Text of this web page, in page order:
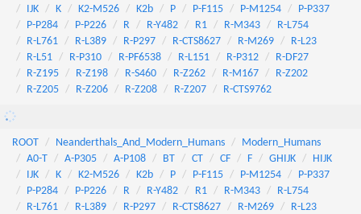
IJK
K K2-M526 K2b P P-F115 P-M1254
P-P337
P-P284
P-P226 R R-Y482 R1 R-M343
R-L754
R-L761
R-L389 R-P297 R-CTS8627 R-M269
R-L23
R-L51
R-P310 R-PF6538 R-L151 R-P312
R-DF27
R-Z195
R-Z198 R-S460 R-Z262 R-M167
R-Z202
R-Z205
R-Z206 R-Z208 R-Z207 R-CTS9762
ROOT Neanderthals_And_Modern_Humans
Modern_Humans
A0-T
A-P305 A-P108 BT CT CF F GHIJK
HIJK
IJK
K K2-M526 K2b P P-F115 P-M1254
P-P337
P-P284
P-P226 R R-Y482 R1 R-M343
R-L754
R-L761
R-L389 R-P297 R-CTS8627 R-M269
R-L23